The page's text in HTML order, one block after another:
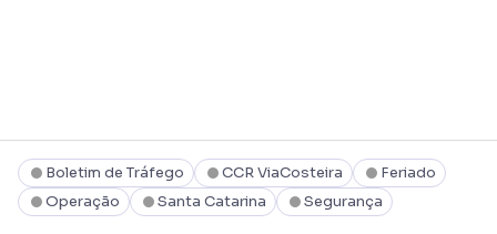
Boletim de Tráfego CCR ViaCosteira
Feriado
Operação
Santa Catarina Segurança